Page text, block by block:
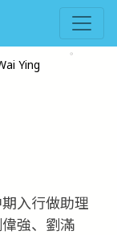
Ying
入行做助理
強、劉滿